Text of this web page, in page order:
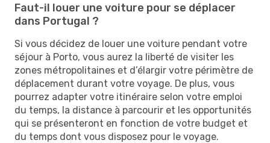
Faut-il louer une voiture pour se déplacer
dans Portugal ?
Si vous décidez de louer une voiture pendant votre
séjour à Porto, vous aurez la liberté de visiter les
zones métropolitaines et d’élargir votre périmètre de
déplacement durant votre voyage. De plus, vous
pourrez adapter votre itinéraire selon votre emploi
du temps, la distance à parcourir et les opportunités
qui se présenteront en fonction de votre budget et
du temps dont vous disposez pour le voyage.